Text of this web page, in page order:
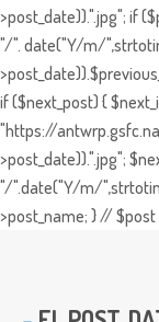
>post_date)).".jpg"; if
"/". date("Y/m/
if ($next_post) {
"https://
>post_date)).".jpg";
"/".date("Y/m/
>post_name; } // $post